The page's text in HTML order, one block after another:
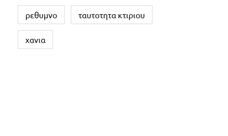
ρεθυμνο ταυτοτητα κτιριου
χανια